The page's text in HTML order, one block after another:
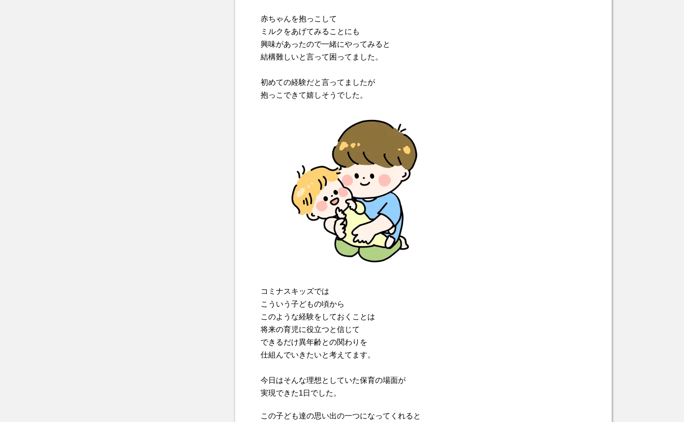
赤ちゃんを抱っこして
ミルクをあげてみることにも
興味があったので一緒にやってみると
結構難しいと言って困ってました。
初めての経験だと言ってましたが
抱っこできて嬉しそうでした。
コミナスキッズでは
こういう子どもの頃から
このような経験をしておくことは
将来の育児に役立つと信じて
できるだけ異年齢との関わりを
仕組んでいきたいと考えてます。
今日はそんな理想としていた保育の場面が
実現できた1日でした。
この子ども達の思い出の一つになってくれると